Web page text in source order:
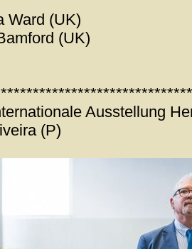
Ward (UK)
(UK)
Ausstellung
(P)